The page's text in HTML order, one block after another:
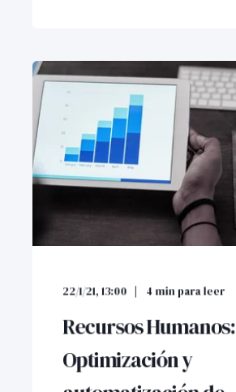
22/1/21, 13:00 4 min para leer
Recursos Humanos:
Optimización y